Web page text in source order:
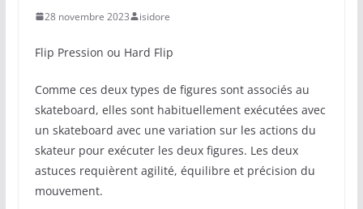
28 novembre 2023 isidore
Flip Pression ou Hard Flip
Comme ces deux types de figures sont associés au
skateboard, elles sont habituellement exécutées avec
un skateboard avec une variation sur les actions du
skateur pour exécuter les deux figures. Les deux
astuces requièrent agilité, équilibre et précision du
mouvement.